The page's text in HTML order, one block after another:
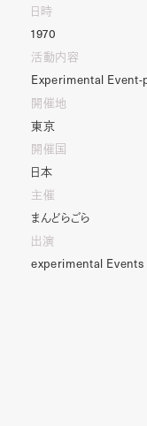
日時
1970
活動内容
Experimental
開催地
東京
開催国
日本
主催
まんどらごら
出演
experimental Events